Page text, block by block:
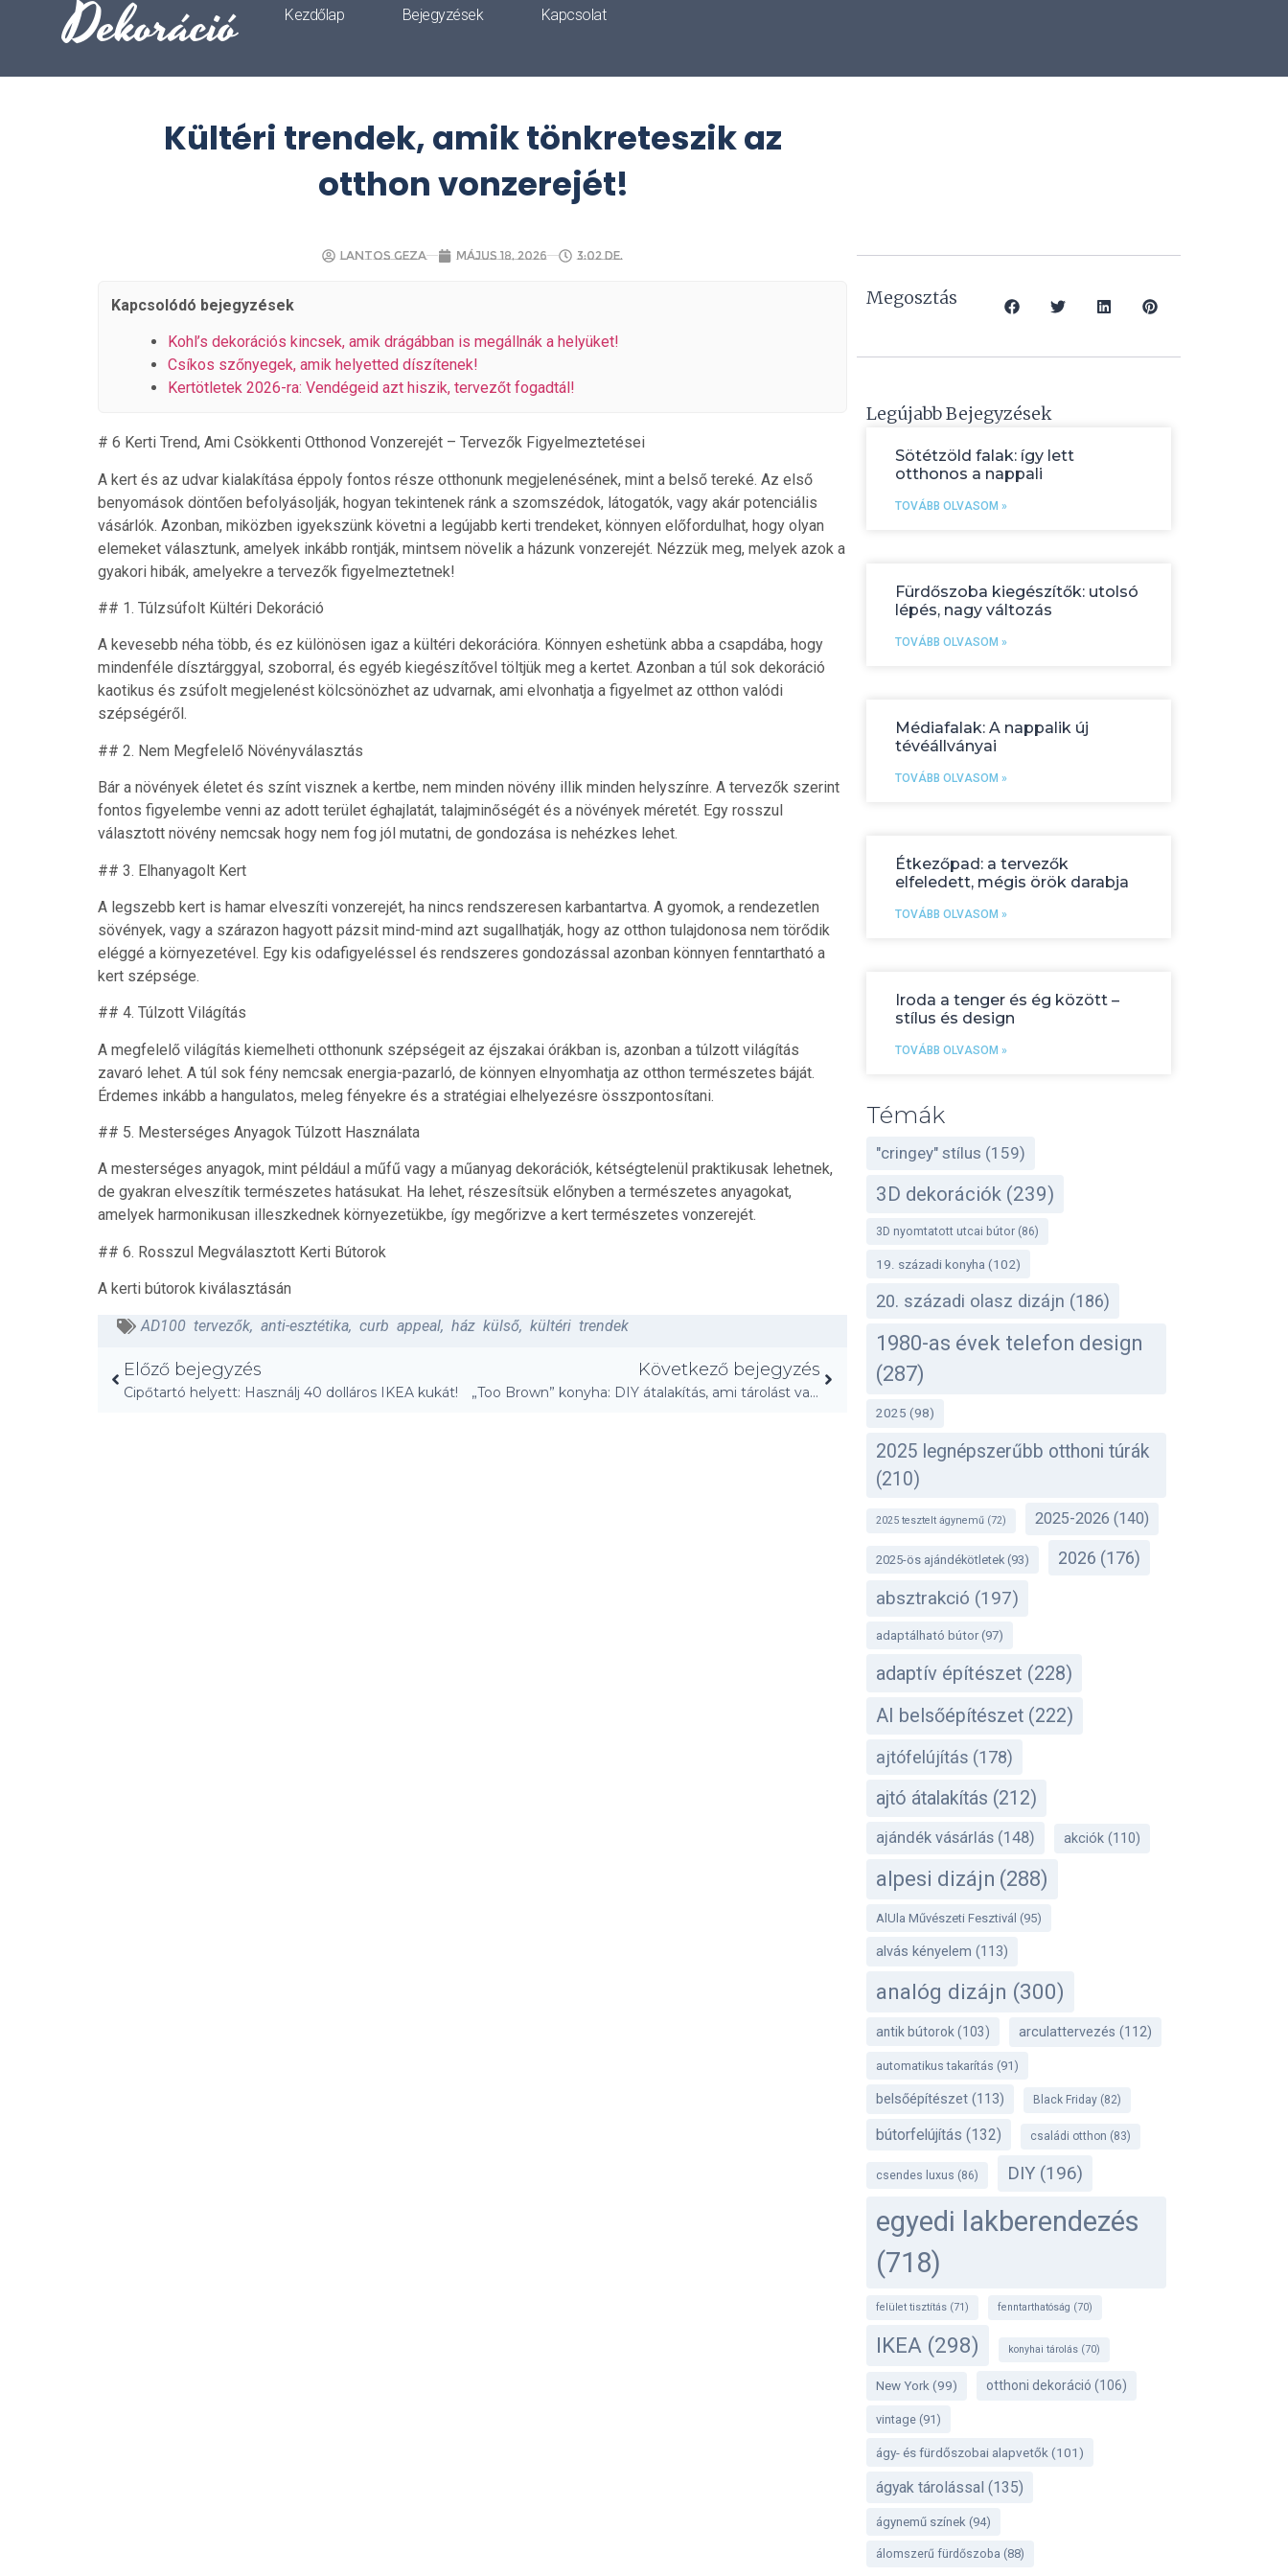
Dekoráció Kezdőlap Bejegyzések Kapcsolat
Kültéri trendek, amik tönkreteszik az
otthon vonzerejét!
Lantos Geza május 18, 2026 3:02 de.
Kapcsolódó bejegyzések
Kohl’s dekorációs kincsek, amik drágábban is megállnák a helyüket!
Csíkos szőnyegek, amik helyetted díszítenek!
Kertötletek 2026-ra: Vendégeid azt hiszik, tervezőt fogadtál!
# 6 Kerti Trend, Ami Csökkenti Otthonod Vonzerejét – Tervezők Figyelmeztetései
A kert és az udvar kialakítása éppoly fontos része otthonunk megjelenésének, mint a belső tereké. Az első
benyomások döntően befolyásolják, hogyan tekintenek ránk a szomszédok, látogatók, vagy akár potenciális
vásárlók. Azonban, miközben igyekszünk követni a legújabb kerti trendeket, könnyen előfordulhat, hogy olyan
elemeket választunk, amelyek inkább rontják, mintsem növelik a házunk vonzerejét. Nézzük meg, melyek azok a
gyakori hibák, amelyekre a tervezők figyelmeztetnek!
## 1. Túlzsúfolt Kültéri Dekoráció
A kevesebb néha több, és ez különösen igaz a kültéri dekorációra. Könnyen eshetünk abba a csapdába, hogy
mindenféle dísztárggyal, szoborral, és egyéb kiegészítővel töltjük meg a kertet. Azonban a túl sok dekoráció
kaotikus és zsúfolt megjelenést kölcsönözhet az udvarnak, ami elvonhatja a figyelmet az otthon valódi
szépségéről.
## 2. Nem Megfelelő Növényválasztás
Bár a növények életet és színt visznek a kertbe, nem minden növény illik minden helyszínre. A tervezők szerint
fontos figyelembe venni az adott terület éghajlatát, talajminőségét és a növények méretét. Egy rosszul
választott növény nemcsak hogy nem fog jól mutatni, de gondozása is nehézkes lehet.
## 3. Elhanyagolt Kert
A legszebb kert is hamar elveszíti vonzerejét, ha nincs rendszeresen karbantartva. A gyomok, a rendezetlen
sövények, vagy a szárazon hagyott pázsit mind-mind azt sugallhatják, hogy az otthon tulajdonosa nem törődik
eléggé a környezetével. Egy kis odafigyeléssel és rendszeres gondozással azonban könnyen fenntartható a
kert szépsége.
## 4. Túlzott Világítás
A megfelelő világítás kiemelheti otthonunk szépségeit az éjszakai órákban is, azonban a túlzott világítás
zavaró lehet. A túl sok fény nemcsak energia-pazarló, de könnyen elnyomhatja az otthon természetes báját.
Érdemes inkább a hangulatos, meleg fényekre és a stratégiai elhelyezésre összpontosítani.
## 5. Mesterséges Anyagok Túlzott Használata
A mesterséges anyagok, mint például a műfű vagy a műanyag dekorációk, kétségtelenül praktikusak lehetnek,
de gyakran elveszítik természetes hatásukat. Ha lehet, részesítsük előnyben a természetes anyagokat,
amelyek harmonikusan illeszkednek környezetükbe, így megőrizve a kert természetes vonzerejét.
## 6. Rosszul Megválasztott Kerti Bútorok
A kerti bútorok kiválasztásán
AD100 tervezők, anti-esztétika, curb appeal, ház külső, kültéri trendek
Előző bejegyzés
Cipőtartó helyett: Használj 40 dolláros IKEA kukát!
Következő bejegyzés
„Too Brown” konyha: DIY átalakítás, ami tárolást varázsol!
Megosztás
Legújabb Bejegyzések
Sötétzöld falak: így lett
otthonos a nappali
TOVÁBB OLVASOM »
Fürdőszoba kiegészítők: utolsó
lépés, nagy változás
TOVÁBB OLVASOM »
Médiafalak: A nappalik új
tévéállványai
TOVÁBB OLVASOM »
Étkezőpad: a tervezők
elfeledett, mégis örök darabja
TOVÁBB OLVASOM »
Iroda a tenger és ég között –
stílus és design
TOVÁBB OLVASOM »
Témák
"cringey" stílus (159)
3D dekorációk(239)
3D nyomtatott utcai bútor(86)
19. századi konyha (102)
20. századi olasz dizájn (186)
1980-as évek telefon design
(287)
2025 (98)
2025 legnépszerűbb otthoni túrák
(210)
2025 tesztelt ágynemű(72) 2025-2026 (140)
2025-ös ajándékötletek(93) 2026 (176)
absztrakció (197)
adaptálható bútor(97)
adaptív építészet (228)
AI belsőépítészet(222)
ajtófelújítás (178)
ajtó átalakítás (212)
ajándék vásárlás(148) akciók(110)
alpesi dizájn (288)
AlUla Művészeti Fesztivál (95)
alvás kényelem (113)
analóg dizájn (300)
antik bútorok (103) arculattervezés (112)
automatikus takarítás (91)
belsőépítészet(113) Black Friday(82)
bútorfelújítás (132) családi otthon (83)
csendes luxus (86) DIY(196)
egyedi lakberendezés
(718)
felület tisztítás(71) fenntarthatóság (70)
IKEA (298) konyhai tárolás(70)
New York(99) otthoni dekoráció (106)
vintage(91)
ágy- és fürdőszobai alapvetők (101)
ágyak tárolással (135)
ágynemű színek(94)
álomszerű fürdőszoba (88)